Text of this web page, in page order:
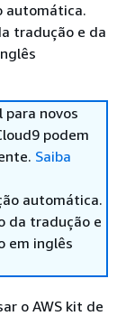
automática.
tradução e da
para novos
podem
Saiba
automática.
da tradução e
em inglês
o AWS kit de